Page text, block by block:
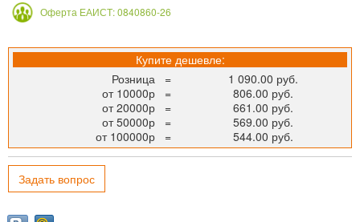
Оферта ЕАИСТ: 0840860-26
Купите дешевле:
Розница
=
1 090.00 руб.
от 10000р
=
806.00 руб.
от 20000р
=
661.00 руб.
от 50000р
=
569.00 руб.
от 100000р
= 544.00 руб.
Задать вопрос